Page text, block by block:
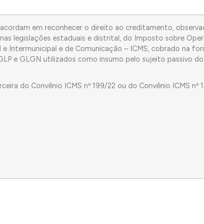
em reconhecer o direito ao creditamento,
legislações estaduais e distrital, do Imposto sobre
Intermunicipal e de Comunicação – ICMS, cobrado na
e GLGN utilizados como insumo pelo sujeito passivo
do Convênio ICMS nº 199/22 ou do Convênio ICMS nº